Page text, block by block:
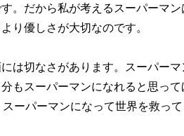
。だから私が考えるスーパーマ
り優しさが大切なのです。
は切なさがあります。スーパー
もスーパーマンになれると思っ
ーパーマンになって世界を救っ